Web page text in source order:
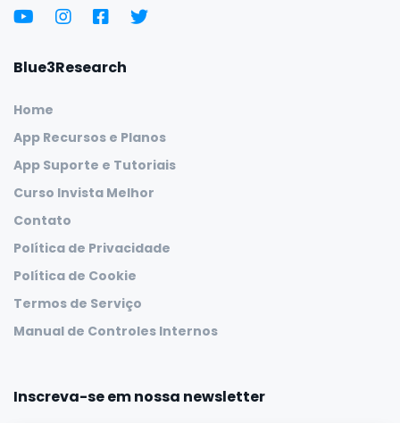
Blue3Research
Home
App Recursos e Planos
App Suporte e Tutoriais
Curso Invista Melhor
Contato
Política de Privacidade
Política de Cookie
Termos de Serviço
Manual de Controles Internos
Inscreva-se em nossa newsletter